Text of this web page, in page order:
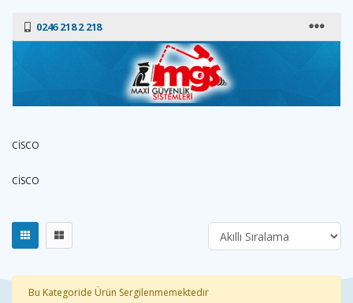
0246 218 2 218
CİSCO
CİSCO
Bu Kategoride Ürün Sergilenmemektedir